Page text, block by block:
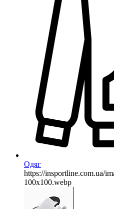
Одяг
https://insportline.com.ua/
100x100.webp